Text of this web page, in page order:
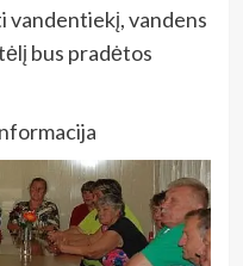
vandentiekį, vandens
bus pradėtos